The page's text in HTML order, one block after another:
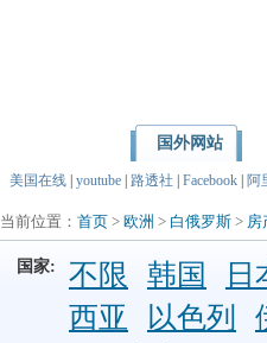
国外网站
美国在线 youtube 路透社 Facebook 阿
当前位置： 首页 > 欧洲 > 白俄罗斯 > 房
国家: 不限 韩国 日
西亚
以色列